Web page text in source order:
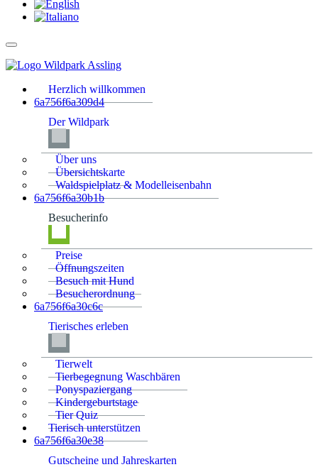
Herzlich willkommen
6a756f6a309d4
Der Wildpark
Über uns
Übersichtskarte
Waldspielplatz & Modelleisenbahn
6a756f6a30b1b
Besucherinfo
Preise
Öffnungszeiten
Besuch mit Hund
Besucherordnung
6a756f6a30c6c
Tierisches erleben
Tierwelt
Tierbegegnung Waschbären
Ponyspaziergang
Kindergeburtstage
Tier Quiz
Tierisch unterstützen
6a756f6a30e38
Gutscheine und Jahreskarten